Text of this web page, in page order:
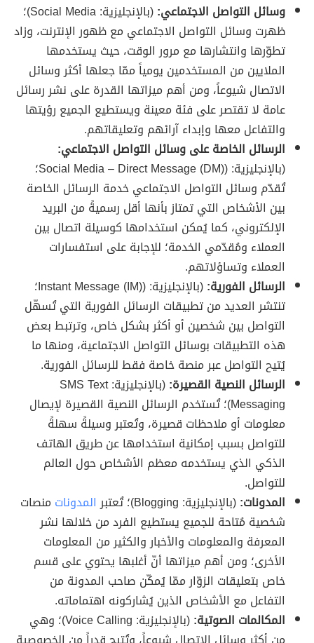
وسائل التواصل الاجتماعي:
(بالإنجليزية: Social Media)؛
ظهرت وسائل التواصل الاجتماعي مع ظهور الإنترنت، وزاد
تطوّرها وانتشارها مع مرور الوقت، حيث يستخدمها
الملايين من المستخدمين يومياً ممّا جعلها أكثر وسائل
الاتصال شيوعاً، ومن أهم ميزاتها القدرة على نشر رسائل
عامة لا تقتصر على فئة معينة ويستطيع الجميع رؤيتها
والتفاعل معها وإبداء آرائهم وتعليقاتهم.
الرسائل الخاصة على وسائل التواصل الاجتماعي:
(بالإنجليزية: (Social Media – Direct Message (DM)؛
تُقدّم وسائل التواصل الاجتماعي خدمة الرسائل الخاصة
بين الأشخاص التي تمتاز بأنها أقل رسميةً من البريد
الإلكتروني، كما يُمكن استخدامها كوسيلة اتصال بين
العملاء ومُقدّمي الخدمة؛ للإجابة على استفسارات
العملاء وتساؤلاتهم.
الرسائل الفورية:
(بالإنجليزية: (Instant Message (IM)؛
تنتشر العديد من تطبيقات الرسائل الفورية التي تُسهّل
التواصل بين شخصين أو أكثر بشكل خاص، وترتبط بعض
هذه التطبيقات بوسائل التواصل الاجتماعية، ومنها ما
يُتيح التواصل عبر منصة خاصة فقط للرسائل الفورية.
الرسائل النصية القصيرة:
(بالإنجليزية: SMS Text
Messaging)؛ تُستخدم الرسائل النصية القصيرة لإيصال
معلومات أو ملاحظات قصيرة، وتُعتبر وسيلةً سهلةً
للتواصل بسبب إمكانية استخدامها عن طريق الهاتف
الذكي الذي يستخدمه معظم الأشخاص حول العالم
للتواصل.
المدونات:(بالإنجليزية: Blogging)؛ تُعتبر المدونات منصات
شخصية مُتاحة للجميع يستطيع الفرد من خلالها نشر
المعرفة والمعلومات والأخبار والكثير من المعلومات
الأخرى؛ ومن أهم ميزاتها أنّ أغلبها يحتوي على قسم
خاص بتعليقات الزوّار ممّا يُمكّن صاحب المدونة من
التفاعل مع الأشخاص الذين يُشاركونه اهتماماته.
المكالمات الصوتية:
(بالإنجليزية: Voice Calling)؛ وهي